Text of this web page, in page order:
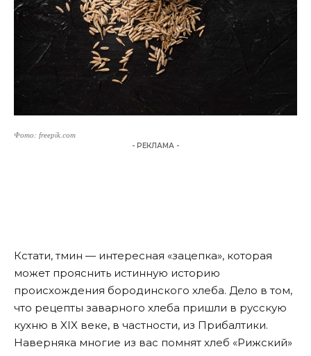
Фото: freepik.com
- РЕКЛАМА -
Кстати, тмин — интересная «зацепка», которая
может прояснить истинную историю
происхождения бородинского хлеба. Дело в том,
что рецепты заварного хлеба пришли в русскую
кухню в XIX веке, в частности, из Прибалтики.
Наверняка многие из вас помнят хлеб «Рижский»